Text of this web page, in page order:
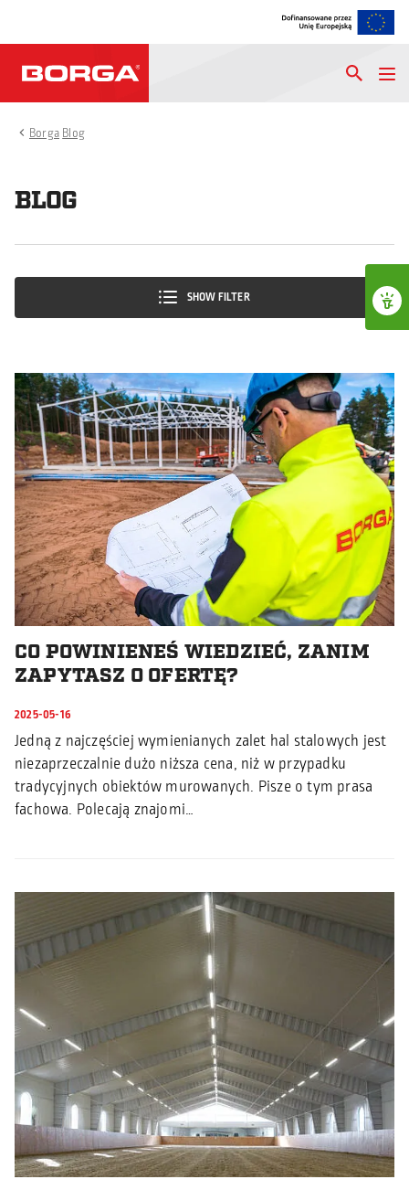
Borga Blog
BLOG
SHOW FILTER
CO POWINIENEŚ WIEDZIEĆ, ZANIM
ZAPYTASZ O OFERTĘ?
2025-05-16
Jedną z najczęściej wymienianych zalet hal stalowych jest
niezaprzeczalnie dużo niższa cena, niż w przypadku
tradycyjnych obiektów murowanych. Pisze o tym prasa
fachowa. Polecają znajomi…